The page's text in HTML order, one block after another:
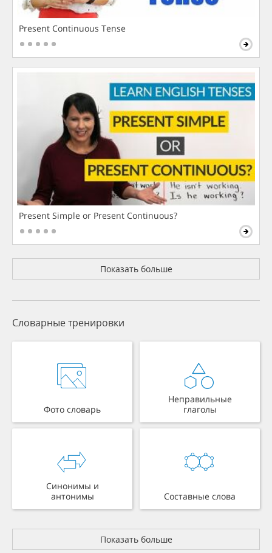
Present Continuous Tense
Present Simple or Present Continuous?
Показать больше
Словарные тренировки
Фото словарь
Неправильные
глаголы
Синонимы и
антонимы
Составные слова
Показать больше